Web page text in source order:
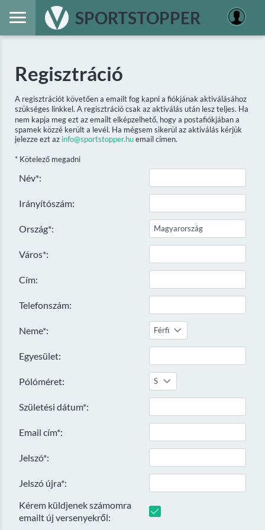
SPORTSTOPPER
Regisztráció
A regisztrációt követően a emailt fog kapni a fiókjának aktiválásához
szükséges linkkel. A regisztráció csak az aktiválás után lesz teljes. Ha
nem kapja meg ezt az emailt elképzelhető, hogy a postafiókjában a
spamek közzé került a levél. Ha mégsem sikerül az aktiválás kérjük
jelezze ezt az info@sportstopper.huemail címen.
* Kötelező megadni
Név*:
Irányítószám:
Ország*:
Város*:
Cím:
Telefonszám:
Neme*: Férfi
Egyesület:
Pólóméret: S
Születési dátum*:
Email cím*:
Jelszó*:
Jelszó újra*:
Kérem küldjenek számomra
emailt új versenyekről: